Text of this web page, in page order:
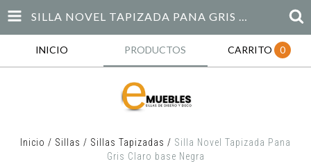
SILLA NOVEL TAPIZADA PANA GRIS CLARO BASE NEGRA
INICIO PRODUCTOS CARRITO 0
Inicio / Sillas / Sillas Tapizadas / Silla Novel Tapizada Pana
Gris Claro base Negra